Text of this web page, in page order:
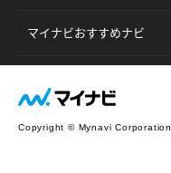
マイナビおすすめナビ
Copyright © Mynavi Corporation